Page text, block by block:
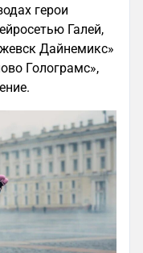
герои
Галей,
Дайнемикс»
Голограмс»,